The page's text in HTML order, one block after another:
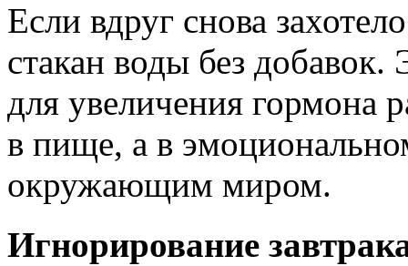
Если вдруг снова
стакан воды без
для увеличения гормона
в пище, а в
окружающим миром.
Игнорирование